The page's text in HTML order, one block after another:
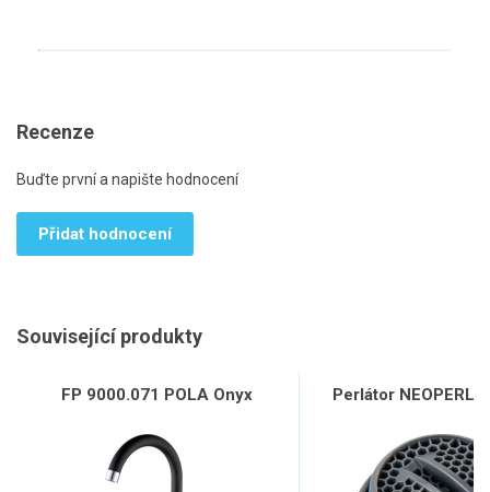
Recenze
Buďte první a napište hodnocení
Přidat hodnocení
Související produkty
FP 9000.071 POLA Onyx Perlátor NEOPERL,